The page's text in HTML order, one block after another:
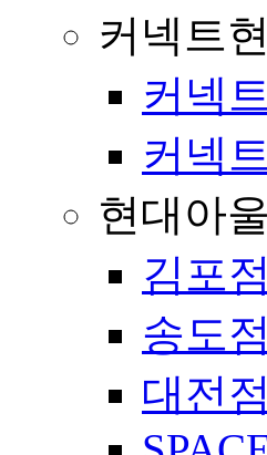
커넥트
커넥
커넥
현대아
김포점
송도점
대전점